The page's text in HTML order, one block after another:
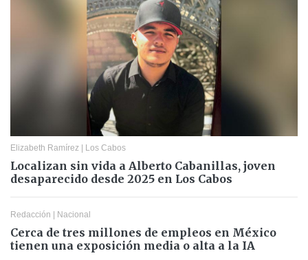
Elizabeth Ramírez | Los Cabos
Localizan sin vida a Alberto Cabanillas, joven
desaparecido desde 2025 en Los Cabos
Redacción | Nacional
Cerca de tres millones de empleos en México
tienen una exposición media o alta a la IA